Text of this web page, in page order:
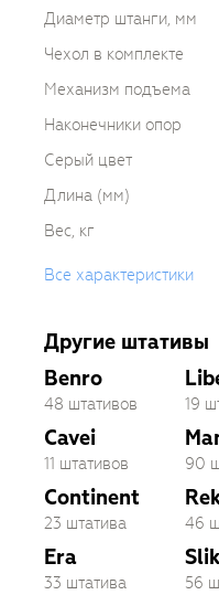
Диаметр штанги, мм
Чехол в комплекте
Механизм подъема
Наконечники опор
Серый цвет
Длина (мм)
Вес, кг
Все характеристики
Другие штативы
Benro
48 штативов
Cavei
11 штативов
Continent
23 штатива
Era
33 штатива
19
90
46
56